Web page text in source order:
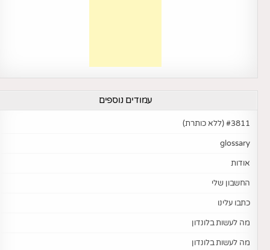
עמודים נוספים
#3811 (ללא כותרת)
glossary
אודות
החשבון שלי
כתבו עלינו
מה לעשות בלונדון
מה לעשות בלונדון